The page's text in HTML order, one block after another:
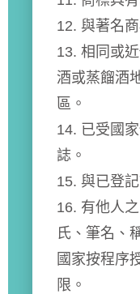
12. 與著名
13. 相同或
酒或蒸餾酒
區。
14. 已受國
誌。
15. 與已登
16. 有他人
氏、筆名、
國家按程序
限。